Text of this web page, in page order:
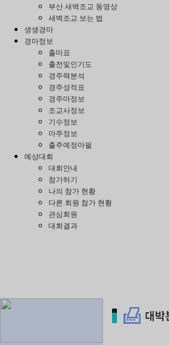
부산 새벽조교 동영상
새벽조교 보는 법
생생경마
경마정보
출마표
출전및인기도
경주력분석
경주성적표
경주마정보
조교사정보
기수정보
마주정보
출주예정마필
예상대회
대회안내
참가하기
나의 참가 현황
다른 회원 참가 현황
관심회원
대회결과